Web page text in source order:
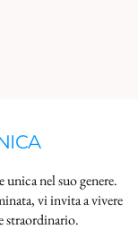
unica nel suo genere.
vi invita a vivere
straordinario.